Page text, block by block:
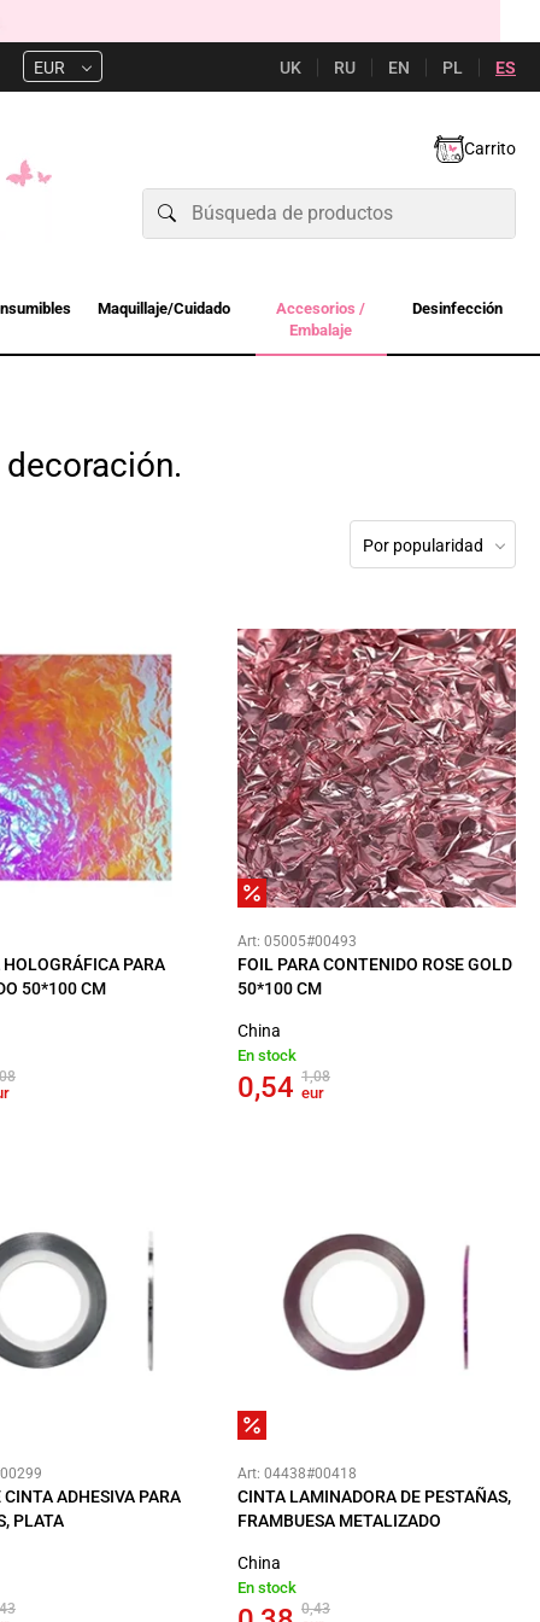
EUR UK RU EN PL ES
Carrito
Maquillaje/Cuidado
Accesorios /
Embalaje
Desinfección
Por popularidad
PARA
50*100 CM
Art: 05005#00493
FOIL PARA CONTENIDO ROSE GOLD
50*100 CM
China
En stock
0,54 1,08
eur
CINTA ADHESIVA PARA
PLATA
Art: 04438#00418
CINTA LAMINADORA DE PESTAÑAS,
FRAMBUESA METALIZADO
China
En stock
0,43